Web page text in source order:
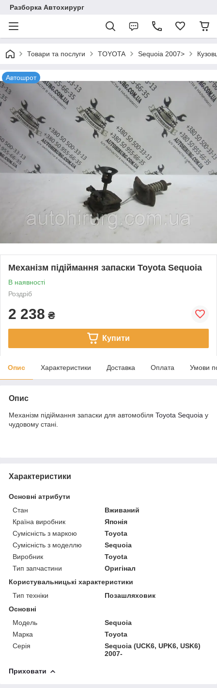
Разборка Автохирург
Товари та послуги TOYOTA Sequoia 2007>
Автошрот
Механізм підіймання запаски Toyota Sequoia
В наявності
Роздріб
2 238 ₴
Купити
Опис Характеристики Доставка Оплата Умови
Опис
Механізм підіймання запаски для автомобіля Toyota Sequoia у
чудовому стані.
Характеристики
Основні атрибути
Стан
Вживаний
Країна виробник
Японія
Сумісність з маркою
Toyota
Сумісність з моделлю
Sequoia
Виробник
Toyota
Тип запчастини
Оригінал
Користувальницькі характеристики
Тип техніки
Позашляховик
Основні
Модель
Sequoia
Марка
Toyota
Серія
Sequoia (UCK6, UPK6, USK6)
2007-
Приховати